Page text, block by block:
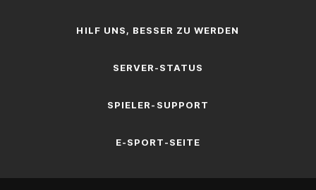
HILF UNS, BESSER ZU WERDEN
SERVER-STATUS
SPIELER-SUPPORT
E-SPORT-SEITE